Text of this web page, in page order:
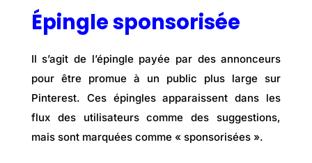
Épingle sponsorisée
Il s’agit de l’épingle payée par des annonceurs
pour être promue à un public plus large sur
Pinterest. Ces épingles apparaissent dans les
flux des utilisateurs comme des suggestions,
mais sont marquées comme « sponsorisées ».